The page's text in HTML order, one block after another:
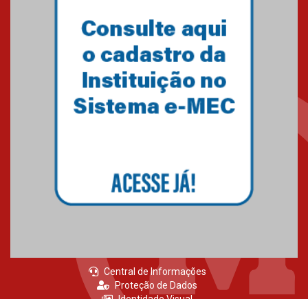
Central de Informações
Proteção de Dados